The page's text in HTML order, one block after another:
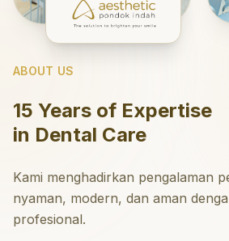
ABOUT US
15 Years of Expertise
in Dental Care
Kami menghadirkan pengalaman
nyaman, modern, dan aman
profesional.